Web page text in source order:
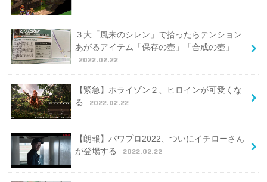
３大「風来のシレン」で拾ったらテンション
あがるアイテム「保存の壺」「合成の壺」
2022.02.22
【緊急】ホライゾン２、ヒロインが可愛くな
る
2022.02.22
【朗報】パワプロ2022、ついにイチローさん
が登場する
2022.02.22